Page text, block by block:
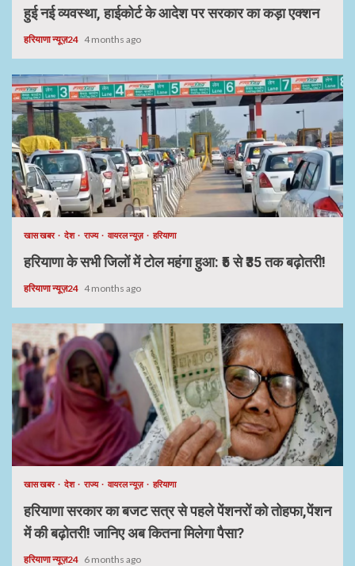
हुई नई व्यवस्था, हाईकोर्ट के आदेश पर सरकार का कड़ा एक्शन
हरियाणा न्यूज़24 4 months ago
खास खबर देश राज्य वायरल न्यूज़ हरियाणा
हरियाणा के सभी जिलों में टोल महंगा हुआ: ₹5 से ₹35 तक बढ़ोतरी!
हरियाणा न्यूज़24 4 months ago
खास खबर देश राज्य वायरल न्यूज़ हरियाणा
हरियाणा सरकार का बजट सत्र से पहले पेंशनरों को तोहफा,पेंशन
में की बढ़ोतरी! जानिए अब कितना मिलेगा पैसा?
हरियाणा न्यूज़24 6 months ago